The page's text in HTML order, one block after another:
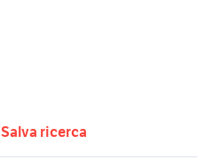
Salva ricerca